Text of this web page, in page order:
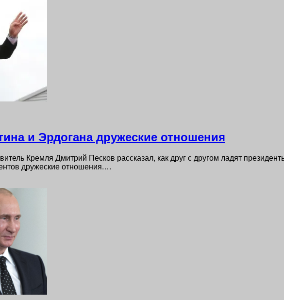
и Эрдогана дружеские отношения
Кремля Дмитрий Песков рассказал, как друг с другом ладят
дружеские отношения.…